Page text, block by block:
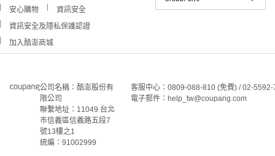
安心購物
資訊安全
資訊安全及隱私保護認證
加入酷澎商城
公司名稱：酷澎股份有
限公司
聯繫地址：11049 台北
市信義區信義路五段7
號13樓之1
統編：91002999
客服中心：0809-088-810 (免費) / 02-
電子郵件：help_tw@coupang.com